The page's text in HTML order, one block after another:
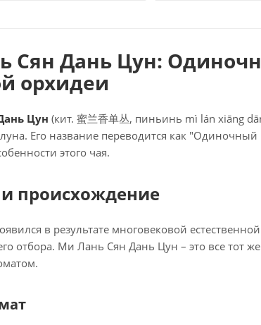
Сян Дань Цун:
орхидеи
Цун (кит. 蜜兰香单丛, пиньинь mì lán xiāng
Его название переводится как
этого чая.
происхождение
в результате многовековой
отбора. Ми Лань Сян Дань Цун – это все